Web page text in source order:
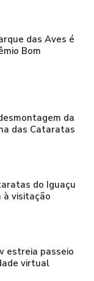
das Aves é
Bom
da
das Cataratas
do Iguaçu
à visitação
estreia passeio
virtual